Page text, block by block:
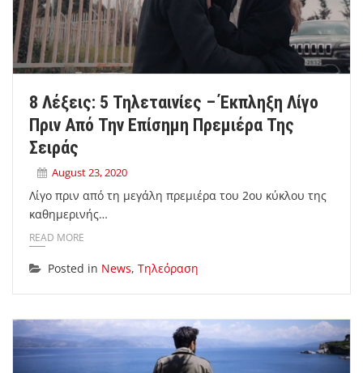
8 Λέξεις: 5 Τηλεταινίες – Έκπληξη Λίγο
Πριν Από Την Επίσημη Πρεμιέρα Της
Σειράς
August 23, 2020
Λίγο πριν από τη μεγάλη πρεμιέρα του 2ου κύκλου της
καθημερινής…
READ MORE
Posted in News, Τηλεόραση